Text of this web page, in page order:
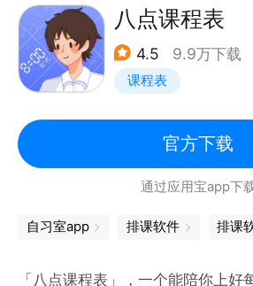
或手机将待办事项记录下来，不再
事情。
工作更高效，拒绝996加班
拒绝复杂的设置，轻松一点即可锁
专注学习、避免沉迷于手机娱乐之
在宿舍、家里自习也能高效学习
锁机+待办清单，做好备考计划，
八点课程表
4.5 9.9万下载
课程表
官方下载
通过应用宝app下
自习室app 排课软件
「八点课程表」，一个能陪你上好